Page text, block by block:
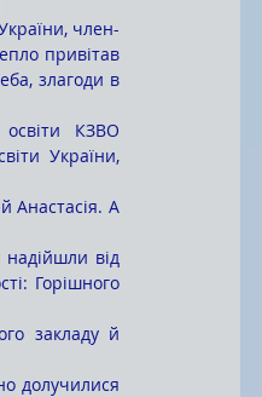
член-
привітав
злагоди в
КЗВО
України,
Анастасія. А
надійшли від
Горішного
закладу й